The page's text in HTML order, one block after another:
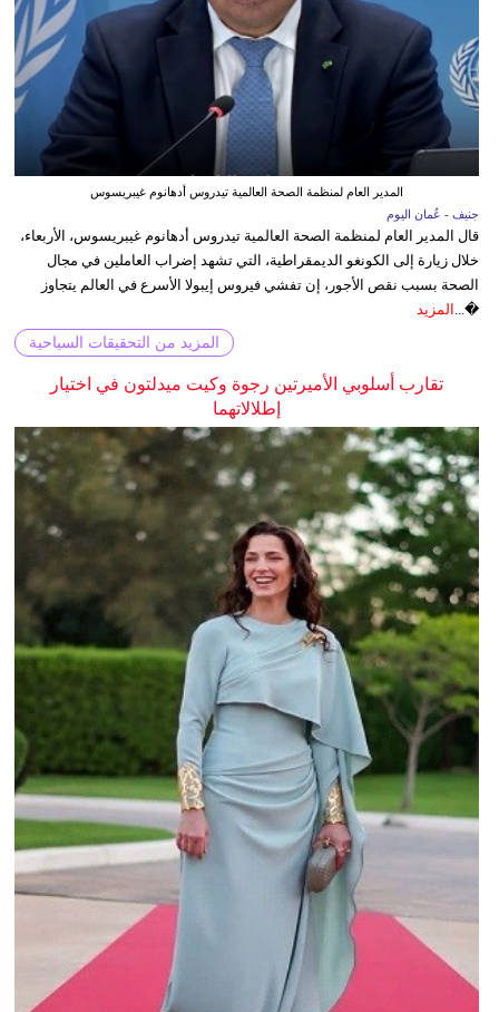
المدير العام لمنظمة الصحة العالمية تيدروس أدهانوم غيبريسوس
جنيف - عُمان اليوم
قال المدير العام لمنظمة الصحة العالمية تيدروس أدهانوم غيبريسوس، الأربعاء،
خلال زيارة إلى الكونغو الديمقراطية، التي تشهد إضراب العاملين في مجال
الصحة بسبب نقص الأجور، إن تفشي فيروس إيبولا الأسرع في العالم يتجاوز
�... المزيد
المزيد من التحقيقات السياحية
تقارب أسلوبي الأميرتين رجوة وكيت ميدلتون في اختيار
إطلالاتهما